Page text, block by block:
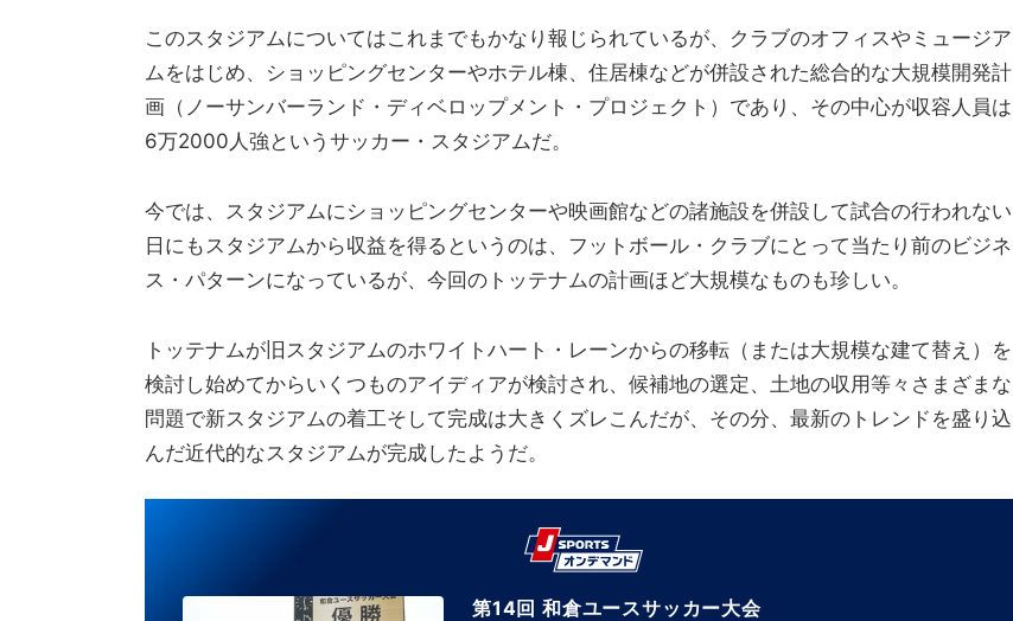
このスタジアムについてはこれまでもかなり報じられているが、クラブのオフィスやミュージア
ムをはじめ、ショッピングセンターやホテル棟、住居棟などが併設された総合的な大規模開発計
画（ノーサンバーランド・ディベロップメント・プロジェクト）であり、その中心が収容人員は
6万2000人強というサッカー・スタジアムだ。
今では、スタジアムにショッピングセンターや映画館などの諸施設を併設して試合の行われない
日にもスタジアムから収益を得るというのは、フットボール・クラブにとって当たり前のビジネ
ス・パターンになっているが、今回のトッテナムの計画ほど大規模なものも珍しい。
トッテナムが旧スタジアムのホワイトハート・レーンからの移転（または大規模な建て替え）を
検討し始めてからいくつものアイディアが検討され、候補地の選定、土地の収用等々さまざまな
問題で新スタジアムの着工そして完成は大きくズレこんだが、その分、最新のトレンドを盛り込
んだ近代的なスタジアムが完成したようだ。
第14回 和倉ユースサッカー大会